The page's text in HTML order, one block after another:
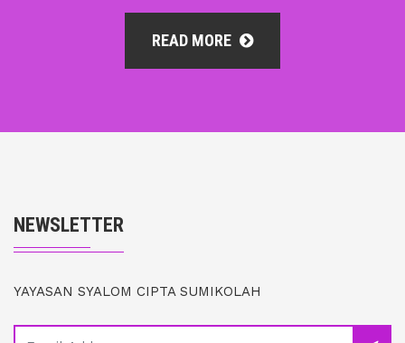
READ MORE
NEWSLETTER
YAYASAN SYALOM CIPTA SUMIKOLAH